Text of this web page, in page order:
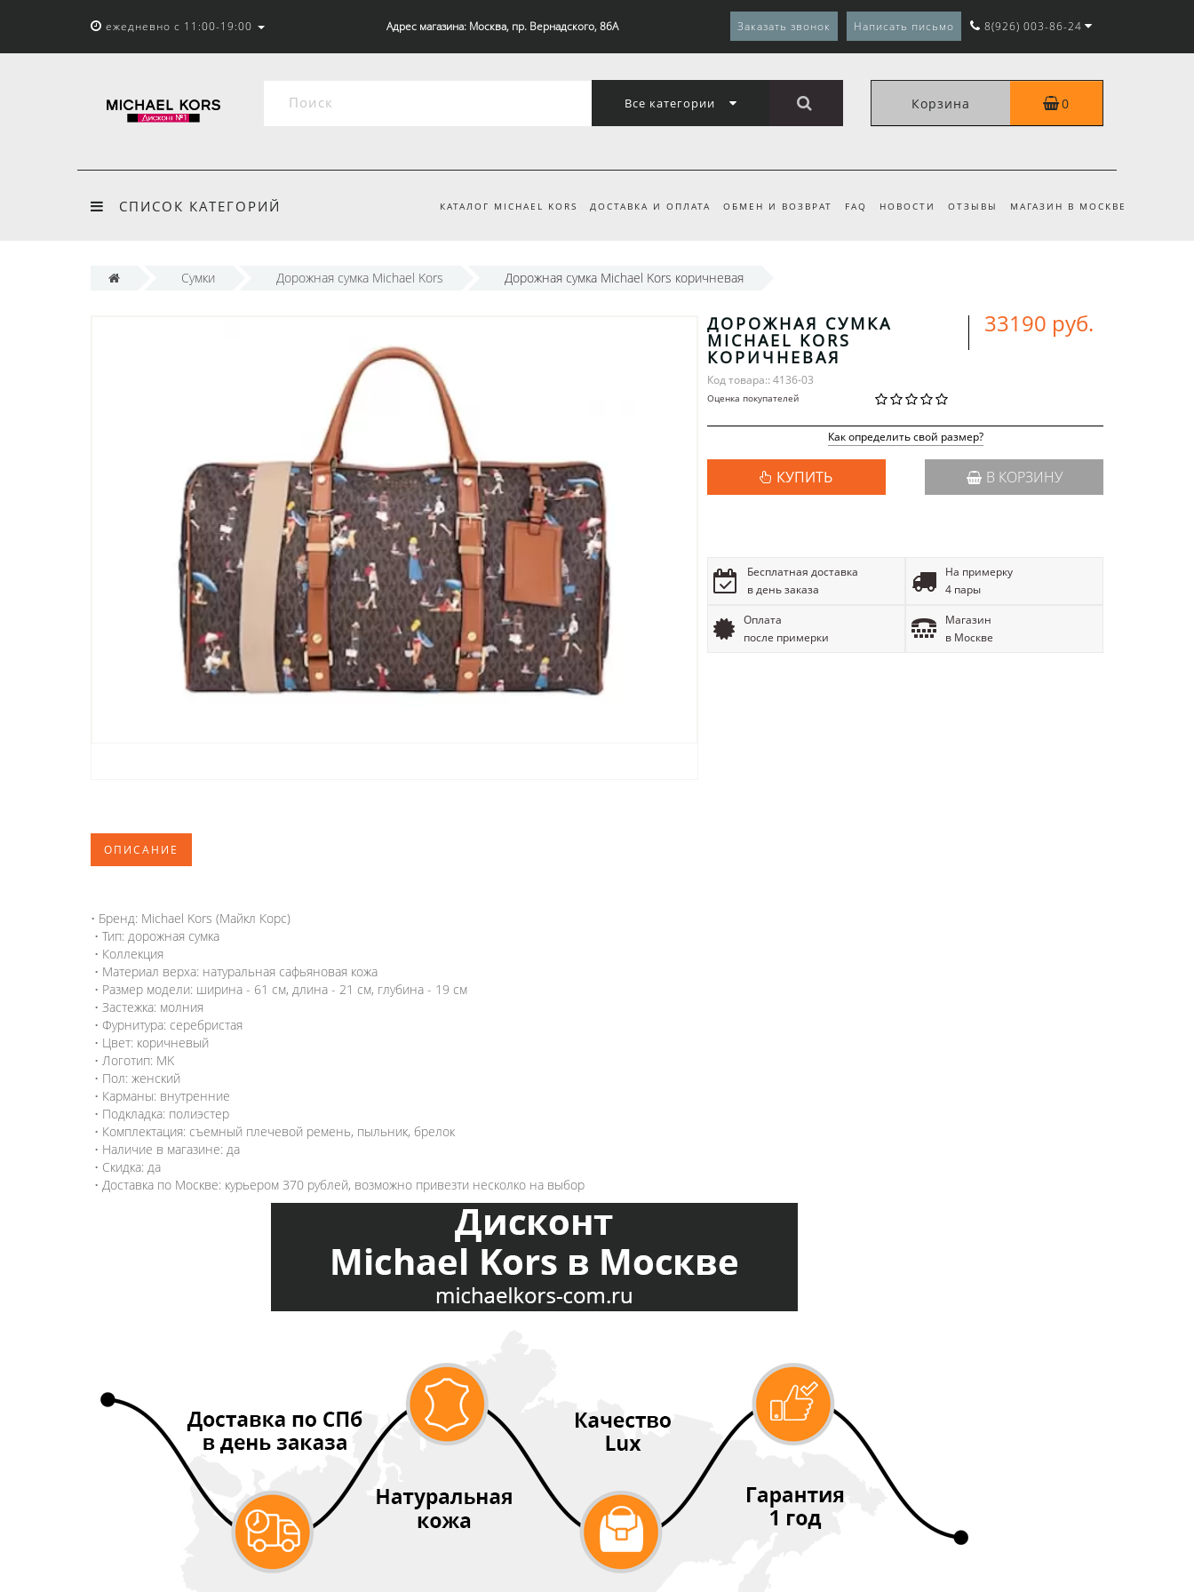
ежедневно с 11:00-19:00 Адрес магазина: Москва, пр. Вернадского, 86А Заказать звонок Написать письмо 8(926) 003-86-24
Все категории Корзина 0
СПИСОК КАТЕГОРИЙ КАТАЛОГ MICHAEL KORS ДОСТАВКА И ОПЛАТА ОБМЕН И ВОЗВРАТ FAQ НОВОСТИ ОТЗЫВЫ МАГАЗИН В МОСКВЕ
Сумки Дорожная сумка Michael Kors Дорожная сумка Michael Kors коричневая
ДОРОЖНАЯ СУМКА
MICHAEL KORS
КОРИЧНЕВАЯ
Код товара:: 4136-03
Оценка покупателей
33190 руб.
Как определить свой размер?
КУПИТЬ В КОРЗИНУ
Бесплатная доставка
в день заказа
На примерку
4 пары
Оплата
после примерки
Магазин
в Москве
ОПИСАНИЕ
• Бренд: Michael Kors (Майкл Корс)
• Тип: дорожная сумка
• Коллекция
• Материал верха: натуральная сафьяновая кожа
• Размер модели: ширина - 61 см, длина - 21 см, глубина - 19 см
• Застежка: молния
• Фурнитура: серебристая
• Цвет: коричневый
• Логотип: MK
• Пол: женский
• Карманы: внутренние
• Подкладка: полиэстер
• Комплектация: съемный плечевой ремень, пыльник, брелок
• Наличие в магазине: да
• Скидка: да
• Доставка по Москве: курьером 370 рублей, возможно привезти несколко на выбор